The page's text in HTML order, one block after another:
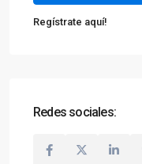
Regístrate aquí!
Redes sociales: